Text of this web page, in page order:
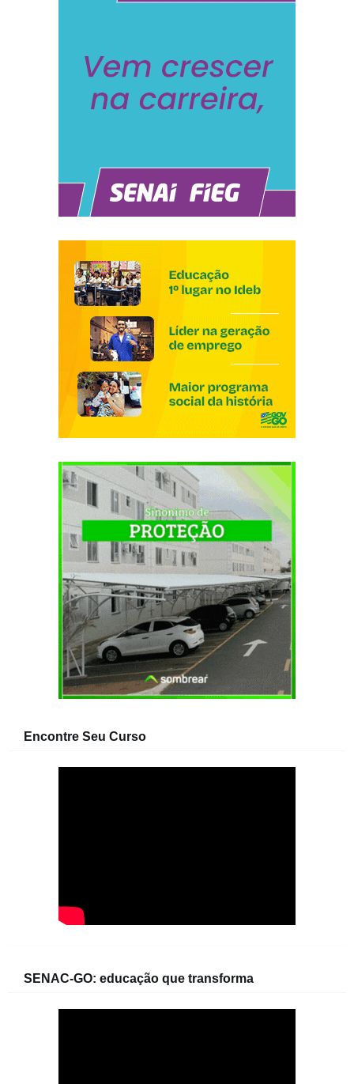
Encontre Seu Curso
SENAC-GO: educação que transforma